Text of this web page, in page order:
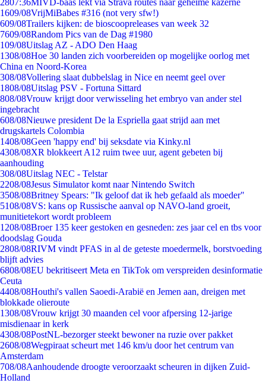
2807:36MIVD-baas lekt via Strava routes naar geheime kazerne
1609/08VrijMiBabes #316 (not very sfw!)
609/08Trailers kijken: de bioscoopreleases van week 32
7609/08Random Pics van de Dag #1980
109/08Uitslag AZ - ADO Den Haag
1308/08Hoe 30 landen zich voorbereiden op mogelijke oorlog met
China en Noord-Korea
308/08Vollering slaat dubbelslag in Nice en neemt geel over
1808/08Uitslag PSV - Fortuna Sittard
808/08Vrouw krijgt door verwisseling het embryo van ander stel
ingebracht
608/08Nieuwe president De la Espriella gaat strijd aan met
drugskartels Colombia
1408/08Geen 'happy end' bij seksdate via Kinky.nl
4308/08XR blokkeert A12 ruim twee uur, agent gebeten bij
aanhouding
308/08Uitslag NEC - Telstar
2208/08Jesus Simulator komt naar Nintendo Switch
3508/08Britney Spears: "Ik geloof dat ik heb gefaald als moeder"
5108/08VS: kans op Russische aanval op NAVO-land groeit,
munitietekort wordt probleem
1208/08Broer 135 keer gestoken en gesneden: zes jaar cel en tbs voor
doodslag Gouda
2808/08RIVM vindt PFAS in al de geteste moedermelk, borstvoeding
blijft advies
6808/08EU bekritiseert Meta en TikTok om verspreiden desinformatie
Ceuta
4408/08Houthi's vallen Saoedi-Arabië en Jemen aan, dreigen met
blokkade olieroute
1308/08Vrouw krijgt 30 maanden cel voor afpersing 12-jarige
misdienaar in kerk
4308/08PostNL-bezorger steekt bewoner na ruzie over pakket
2608/08Wegpiraat scheurt met 146 km/u door het centrum van
Amsterdam
708/08Aanhoudende droogte veroorzaakt scheuren in dijken Zuid-
Holland